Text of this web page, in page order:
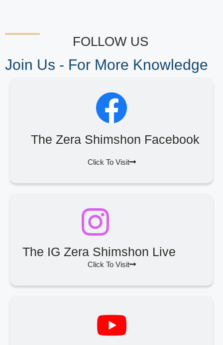
FOLLOW US
Join Us - For More Knowledge
The Zera Shimshon Facebook
Click To Visit
The IG Zera Shimshon Live
Click To Visit